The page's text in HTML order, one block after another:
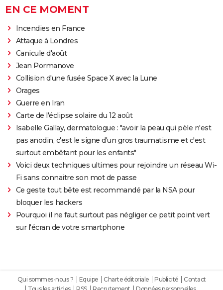
EN CE MOMENT
Incendies en France
Attaque à Londres
Canicule d'août
Jean Pormanove
Collision d'une fusée Space X avec la Lune
Orages
Guerre en Iran
Carte de l'éclipse solaire du 12 août
Isabelle Gallay, dermatologue : "avoir la peau qui pèle n'est
pas anodin, c'est le signe d'un gros traumatisme et c'est
surtout embêtant pour les enfants"
Voici deux techniques ultimes pour rejoindre un réseau Wi-
Fi sans connaitre son mot de passe
Ce geste tout bête est recommandé par la NSA pour
bloquer les hackers
Pourquoi il ne faut surtout pas négliger ce petit point vert
sur l'écran de votre smartphone
Qui sommes-nous ? Equipe Charte éditoriale Publicité
Contact